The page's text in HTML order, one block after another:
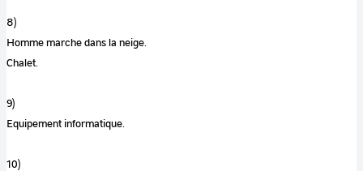
8)
Homme marche dans la neige.
Chalet.
9)
Equipement informatique.
10)